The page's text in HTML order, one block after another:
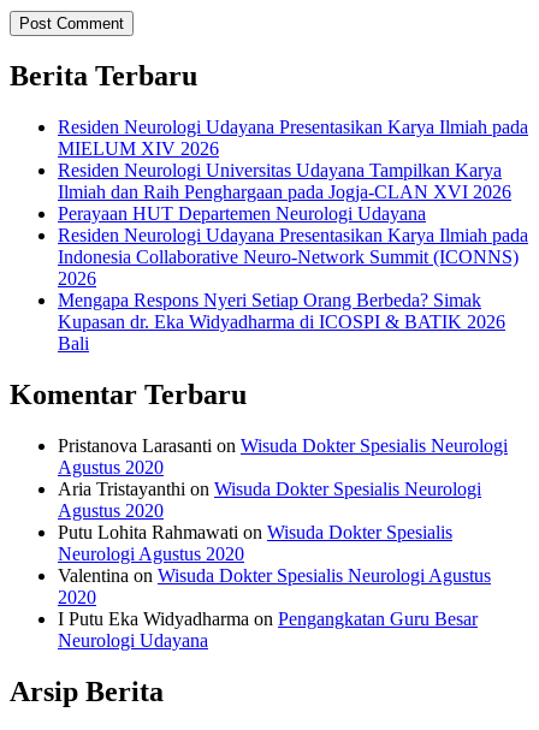
Berita Terbaru
Residen Neurologi Udayana Presentasikan Karya Ilmiah pada
MIELUM XIV 2026
Residen Neurologi Universitas Udayana Tampilkan Karya
Ilmiah dan Raih Penghargaan pada Jogja-CLAN XVI 2026
Perayaan HUT Departemen Neurologi Udayana
Residen Neurologi Udayana Presentasikan Karya Ilmiah pada
Indonesia Collaborative Neuro-Network Summit (ICONNS)
2026
Mengapa Respons Nyeri Setiap Orang Berbeda? Simak
Kupasan dr. Eka Widyadharma di ICOSPI & BATIK 2026
Bali
Komentar Terbaru
Pristanova Larasanti on Wisuda Dokter Spesialis Neurologi
Agustus 2020
Aria Tristayanthi on Wisuda Dokter Spesialis Neurologi
Agustus 2020
Putu Lohita Rahmawati on Wisuda Dokter Spesialis
Neurologi Agustus 2020
Valentina on Wisuda Dokter Spesialis Neurologi Agustus
2020
I Putu Eka Widyadharma on Pengangkatan Guru Besar
Neurologi Udayana
Arsip Berita